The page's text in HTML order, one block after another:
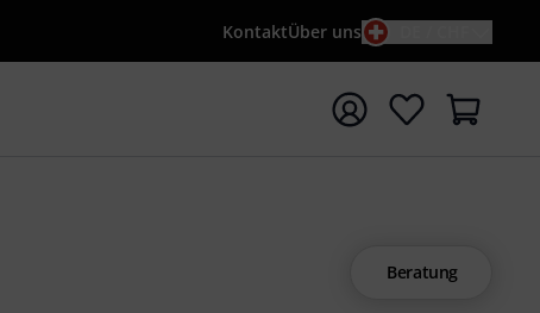
KontaktÜber uns
mit Suchwort {searchTerm} starten
Beratung